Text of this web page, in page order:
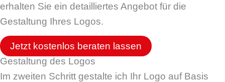
erhalten Sie ein detailliertes Angebot für die
Gestaltung Ihres Logos.
Jetzt kostenlos beraten lassen
Gestaltung des Logos
Im zweiten Schritt gestalte ich Ihr Logo auf Basis